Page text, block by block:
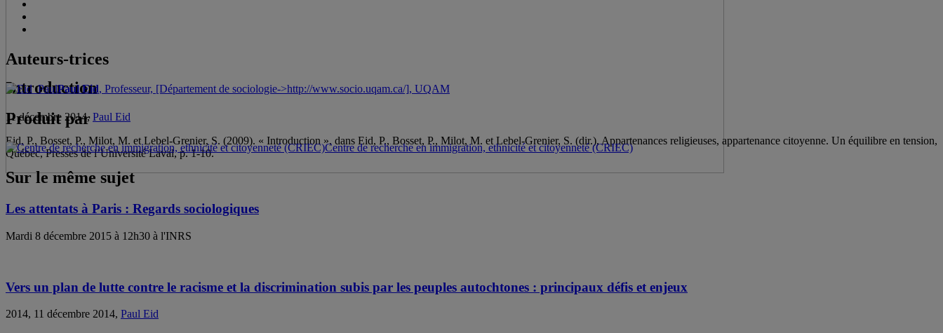
Introduction
11 décembre 2014, Paul Eid
Eid, P., Bosset, P., Milot, M. et Lebel-Grenier, S. (2009). « Introduction », dans Eid, P., Bosset, P., Milot, M. et Lebel-Grenier, S. (dir.), Appartenances religieuses, appartenance citoyenne. Un équilibre en tension,
Québec, Presses de l’Université Laval, p. 1-10.
Auteurs-trices
Paul Eid, Professeur, [Département de sociologie->http://www.socio.uqam.ca/], UQAM
Produit par
Centre de recherche en immigration, ethnicité et citoyenneté (CRIEC)
Sur le même sujet
Les attentats à Paris : Regards sociologiques
Mardi 8 décembre 2015 à 12h30 à l'INRS
Vers un plan de lutte contre le racisme et la discrimination subis par les peuples autochtones : principaux défis et enjeux
2014, 11 décembre 2014, Paul Eid